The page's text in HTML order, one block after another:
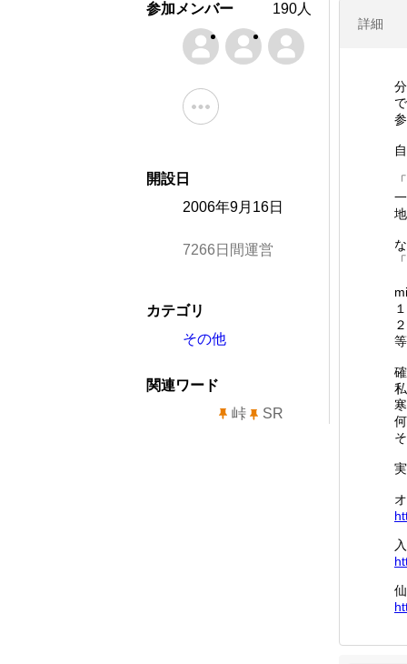
詳細
参加メンバー 190人
開設日
2006年9月16日
7266日間運営
カテゴリ
その他
関連ワード
峠
SR